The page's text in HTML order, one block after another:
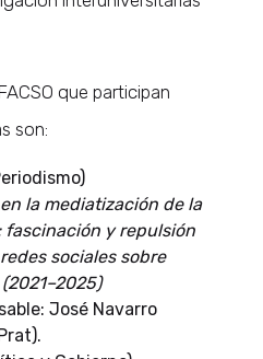
que participan
son:
la mediatización de la
y repulsión
sociales sobre
José Navarro